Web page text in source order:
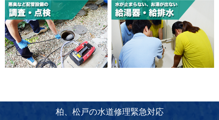
柏、松戸の水道修理緊急対応